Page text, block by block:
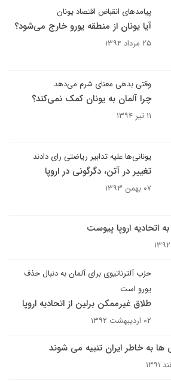
پیامدهای انقباض اقتصاد یونان
آیا یونان از منطقه یورو خارج می‌شود؟
۲۵ مرداد ۱۳۹۴
وقتی بدهی معنای شرم می‌دهد
چرا آلمان به یونان کمک نمی‌کند؟
۱۱ تیر ۱۳۹۴
یونانی‌ها علیه تدابیر ریاضتی رای دادند
تغییر در آتن، دگرگونی در اروپا
۰۷ بهمن ۱۳۹۳
اتحادیه اروپا پیوست
حزب آلترناتیوی برای آلمان به دنبال حذف
یورو است
طلاق غیرممکن برلین از اتحادیه اروپا
۰۲ اردیبهشت ۱۳۹۲
ها به خاطر ایران تنبیه می شوند